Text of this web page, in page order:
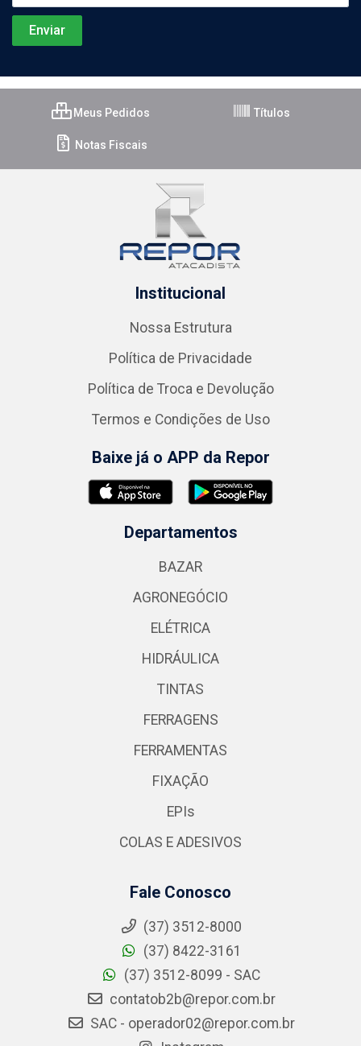
Meus Pedidos Títulos
Notas Fiscais
Institucional
Nossa Estrutura
Política de Privacidade
Política de Troca e Devolução
Termos e Condições de Uso
Baixe já o APP da Repor
Departamentos
BAZAR
AGRONEGÓCIO
ELÉTRICA
HIDRÁULICA
TINTAS
FERRAGENS
FERRAMENTAS
FIXAÇÃO
EPIs
COLAS E ADESIVOS
Fale Conosco
(37) 3512-8000
(37) 8422-3161
(37) 3512-8099 - SAC
contatob2b@repor.com.br
SAC - operador02@repor.com.br